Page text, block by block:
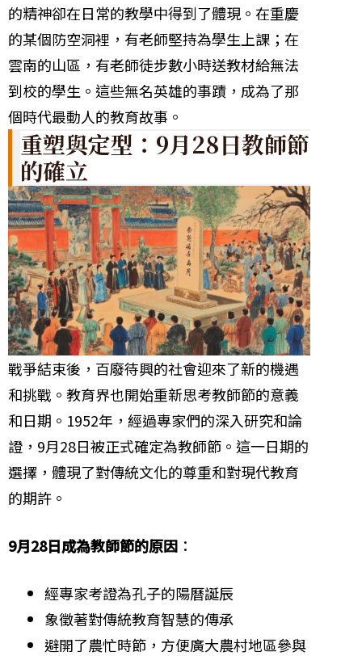
的精神卻在日常的教學中得到了體現。在重慶
的某個防空洞裡，有老師堅持為學生上課；在
雲南的山區，有老師徒步數小時送教材給無法
到校的學生。這些無名英雄的事蹟，成為了那
個時代最動人的教育故事。
重塑與定型：9月28日教師節
的確立
戰爭結束後，百廢待興的社會迎來了新的機遇
和挑戰。教育界也開始重新思考教師節的意義
和日期。1952年，經過專家們的深入研究和論
證，9月28日被正式確定為教師節。這一日期的
選擇，體現了對傳統文化的尊重和對現代教育
的期許。
9月28日成為教師節的原因 ：
經專家考證為孔子的陽曆誕辰
象徵著對傳統教育智慧的傳承
避開了農忙時節，方便廣大農村地區參與